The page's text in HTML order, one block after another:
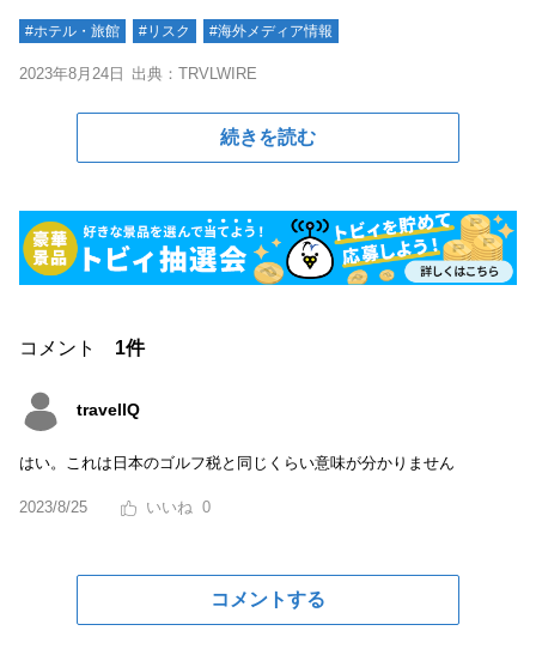
#ホテル・旅館 #リスク #海外メディア情報
2023年8月24日 出典：TRVLWIRE
続きを読む
コメント 1件
travelIQ
はい。これは日本のゴルフ税と同じくらい意味が分かりません
2023/8/25 0
コメントする